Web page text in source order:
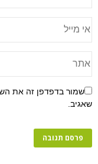
זה את השם, האימייל